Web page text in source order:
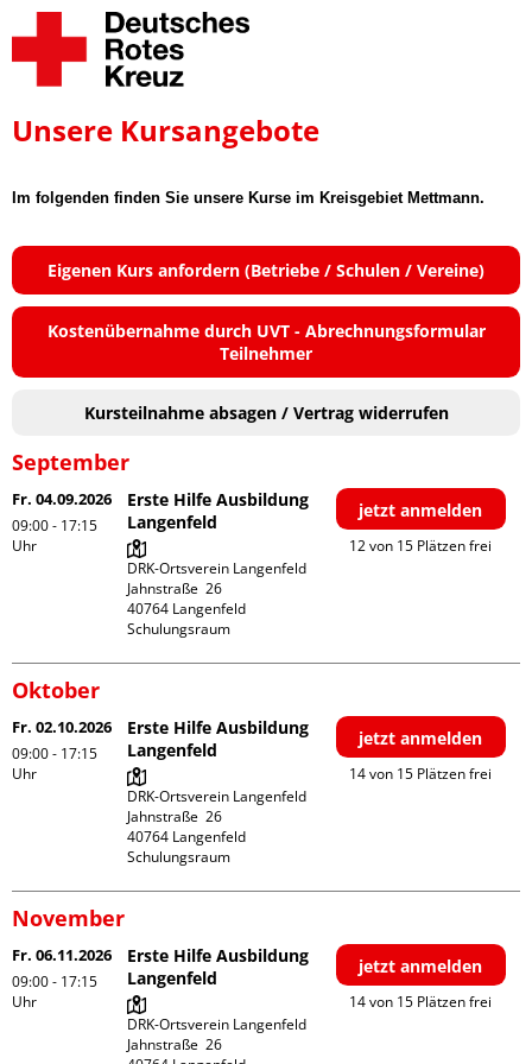
Unsere Kursangebote
Im folgenden finden Sie unsere Kurse im Kreisgebiet Mettmann.
Eigenen Kurs anfordern (Betriebe / Schulen / Vereine)
Kostenübernahme durch UVT - Abrechnungsformular
Teilnehmer
Kursteilnahme absagen / Vertrag widerrufen
September
Fr. 04.09.2026
09:00 - 17:15
Uhr
Erste Hilfe Ausbildung
Langenfeld
DRK-Ortsverein Langenfeld
Jahnstraße  26
40764 Langenfeld
Schulungsraum
jetzt anmelden
12 von 15 Plätzen frei
Oktober
Fr. 02.10.2026
09:00 - 17:15
Uhr
Erste Hilfe Ausbildung
Langenfeld
DRK-Ortsverein Langenfeld
Jahnstraße  26
40764 Langenfeld
Schulungsraum
jetzt anmelden
14 von 15 Plätzen frei
November
Fr. 06.11.2026
09:00 - 17:15
Uhr
Erste Hilfe Ausbildung
Langenfeld
DRK-Ortsverein Langenfeld
Jahnstraße  26
jetzt anmelden
14 von 15 Plätzen frei